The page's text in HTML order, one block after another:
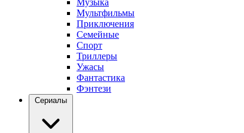
Музыка
Мультфильмы
Приключения
Семейные
Спорт
Триллеры
Ужасы
Фантастика
Фэнтези
Сериалы